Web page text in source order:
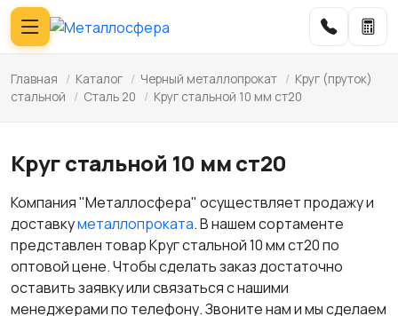
Главная / Каталог / Черный металлопрокат / Круг (пруток)
стальной
/ Сталь 20 / Круг стальной 10 мм ст20
Круг стальной 10 мм ст20
Компания "Металлосфера" осуществляет продажу и
доставкуметаллопроката. В нашем сортаменте
представлен товар Круг стальной 10 мм ст20 по
оптовой цене. Чтобы сделать заказ достаточно
оставить заявку или связаться с нашими
менеджерами по телефону. Звоните нам и мы сделаем